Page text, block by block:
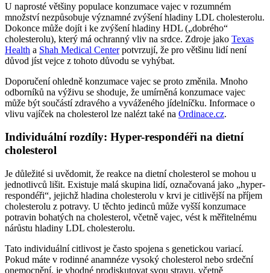
U naprosté většiny populace konzumace vajec v rozumném
množství nezpůsobuje významné zvýšení hladiny LDL cholesterolu.
Dokonce může dojít i ke zvýšení hladiny HDL („dobrého“
cholesterolu), který má ochranný vliv na srdce. Zdroje jako Texas
Health a Shah Medical Centerpotvrzují, že pro většinu lidí není
důvod jíst vejce z tohoto důvodu se vyhýbat.
Doporučení ohledně konzumace vajec se proto změnila. Mnoho
odborníků na výživu se shoduje, že umírněná konzumace vajec
může být součástí zdravého a vyváženého jídelníčku. Informace o
vlivu vajíček na cholesterol lze nalézt také na Ordinace.cz.
Individuální rozdíly: Hyper-respondéři na dietní
cholesterol
Je důležité si uvědomit, že reakce na dietní cholesterol se mohou u
jednotlivců lišit. Existuje malá skupina lidí, označovaná jako „hyper-
respondéři“, jejichž hladina cholesterolu v krvi je citlivější na příjem
cholesterolu z potravy. U těchto jedinců může vyšší konzumace
potravin bohatých na cholesterol, včetně vajec, vést k měřitelnému
nárůstu hladiny LDL cholesterolu.
Tato individuální citlivost je často spojena s genetickou variací.
Pokud máte v rodinné anamnéze vysoký cholesterol nebo srdeční
onemocnění, je vhodné prodiskutovat svou stravu, včetně